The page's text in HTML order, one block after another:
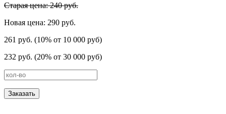
Старая цена: 240 руб.
Новая цена: 290 руб.
261 руб. (10% от 10 000 руб)
232 руб. (20% от 30 000 руб)
Заказать